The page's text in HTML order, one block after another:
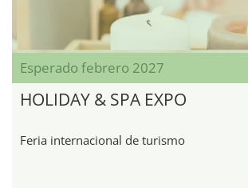
Esperado febrero 2027
HOLIDAY & SPA EXPO
Feria internacional de turismo